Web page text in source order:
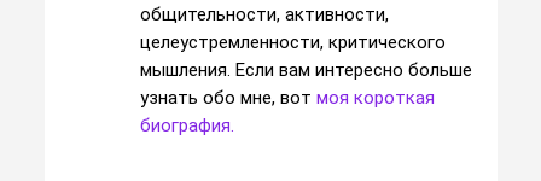
общительности, активности,
целеустремленности, критического
мышления. Если вам интересно больше
узнать обо мне, вот моя короткая
биография.